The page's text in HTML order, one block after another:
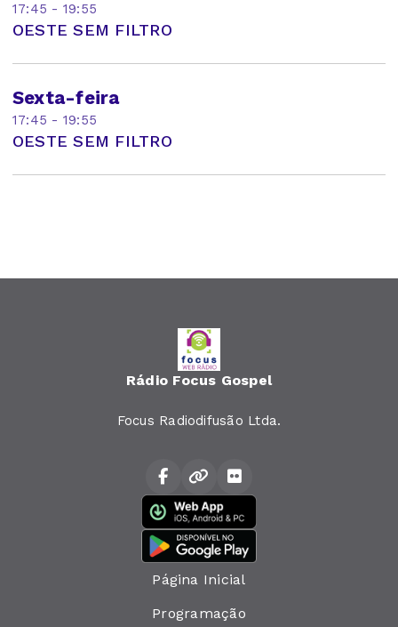
17:45 - 19:55
OESTE SEM FILTRO
Sexta-feira
17:45 - 19:55
OESTE SEM FILTRO
Rádio Focus Gospel
Focus Radiodifusão Ltda.
Página Inicial
Programação